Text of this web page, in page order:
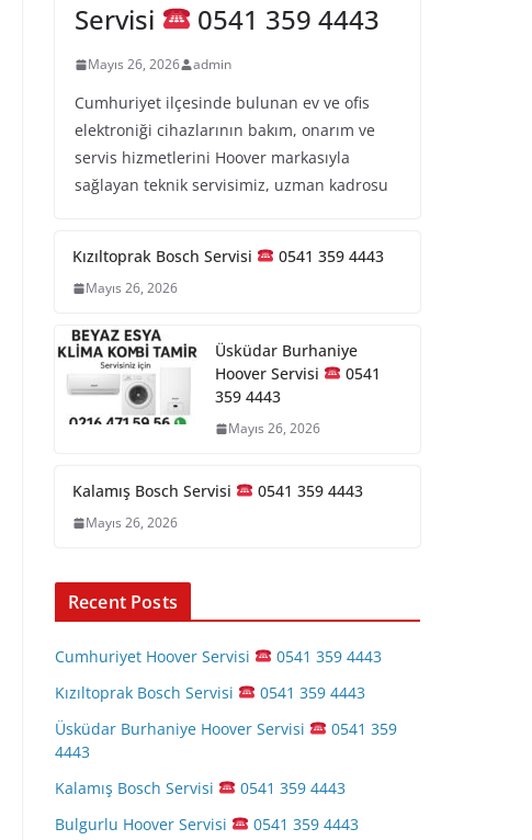
Servisi
0541 359 4443
Mayıs 26, 2026 admin
Cumhuriyet ilçesinde bulunan ev ve ofis
elektroniği cihazlarının bakım, onarım ve
servis hizmetlerini Hoover markasıyla
sağlayan teknik servisimiz, uzman kadrosu
Kızıltoprak Bosch Servisi 0541 359 4443
Mayıs 26, 2026
Üsküdar Burhaniye
Hoover Servisi
0541
359 4443
Mayıs 26, 2026
Kalamış Bosch Servisi 0541 359 4443
Mayıs 26, 2026
Recent Posts
Cumhuriyet Hoover Servisi
0541 359 4443
Kızıltoprak Bosch Servisi
0541 359 4443
Üsküdar Burhaniye Hoover Servisi
0541 359
4443
Kalamış Bosch Servisi
0541 359 4443
Bulgurlu Hoover Servisi
0541 359 4443